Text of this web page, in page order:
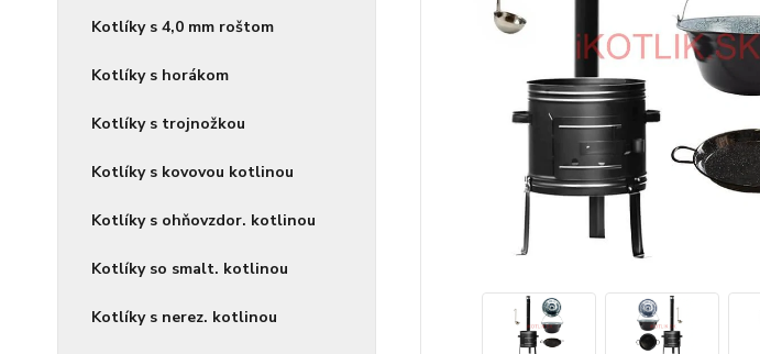
Kotlíky s 4,0 mm roštom
Kotlíky s horákom
Kotlíky s trojnožkou
Kotlíky s kovovou kotlinou
Kotlíky s ohňovzdor. kotlinou
Kotlíky so smalt. kotlinou
Kotlíky s nerez. kotlinou